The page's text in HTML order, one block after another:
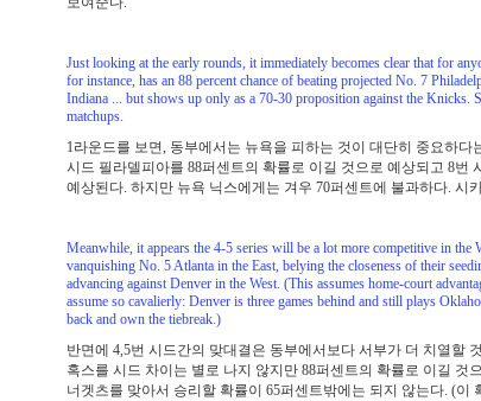
Just looking at the early rounds, it immediately becomes clear that for
for instance, has an 88 percent chance of beating projected No. 7
Indiana ... but shows up only as a 70-30 proposition against the Knicks.
matchups.
1라운드를 보면, 동부에서는 뉴욕을 피하는 것이 대단히 중요하다
시드 필라델피아를 88퍼센트의 확률로 이길 것으로 예상되고 8번
예상된다. 하지만 뉴욕 닉스에게는 겨우 70퍼센트에 불과하다. 시
Meanwhile, it appears the 4-5 series will be a lot more competitive in the
vanquishing No. 5 Atlanta in the East, belying the closeness of their
advancing against Denver in the West. (This assumes home-court
assume so cavalierly: Denver is three games behind and still plays
back and own the tiebreak.)
반면에 4,5번 시드간의 맞대결은 동부에서보다 서부가 더 치열할
혹스를 시드 차이는 별로 나지 않지만 88퍼센트의 확률로 이길 것
너겟츠를 맞아서 승리할 확률이 65퍼센트밖에는 되지 않는다. (이